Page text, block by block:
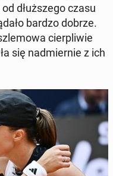
dłuż­sze­go czasu
bardzo dobrze.
cier­pli­wie
się nad­mier­nie z ich